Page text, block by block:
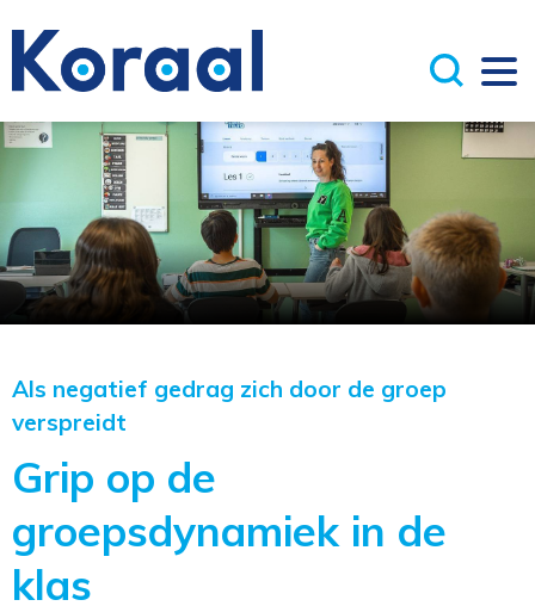
Als negatief gedrag zich door de groep
verspreidt
Grip op de
groepsdynamiek in de
klas